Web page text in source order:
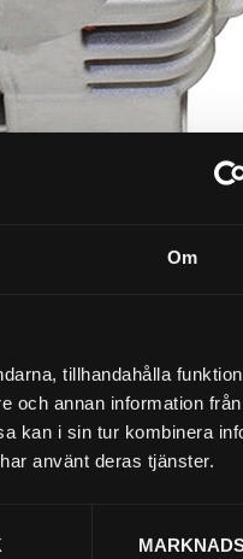
Om
tillhandahålla
och annan information
kan i sin tur kombinera
använt deras tjänster.